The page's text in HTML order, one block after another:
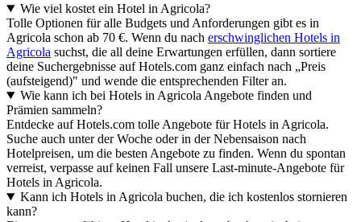
Wie viel kostet ein Hotel in Agricola?
Tolle Optionen für alle Budgets und Anforderungen gibt es in
Agricola schon ab 70 €. Wenn du nach erschwinglichen Hotels in
Agricola suchst, die all deine Erwartungen erfüllen, dann sortiere
deine Suchergebnisse auf Hotels.com ganz einfach nach „Preis
(aufsteigend)" und wende die entsprechenden Filter an.
Wie kann ich bei Hotels in Agricola Angebote finden und
Prämien sammeln?
Entdecke auf Hotels.com tolle Angebote für Hotels in Agricola.
Suche auch unter der Woche oder in der Nebensaison nach
Hotelpreisen, um die besten Angebote zu finden. Wenn du spontan
verreist, verpasse auf keinen Fall unsere Last-minute-Angebote für
Hotels in Agricola.
Kann ich Hotels in Agricola buchen, die ich kostenlos stornieren
kann?